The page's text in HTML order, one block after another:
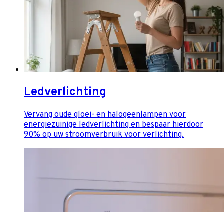
Ledverlichting
Vervang oude gloei- en halogeenlampen voor
energiezuinige ledverlichting en bespaar hierdoor
90% op uw stroomverbruik voor verlichting.